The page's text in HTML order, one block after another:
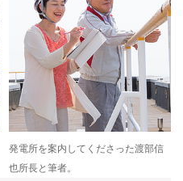
発電所を案内してくださった渡部信
也所長と筆者。